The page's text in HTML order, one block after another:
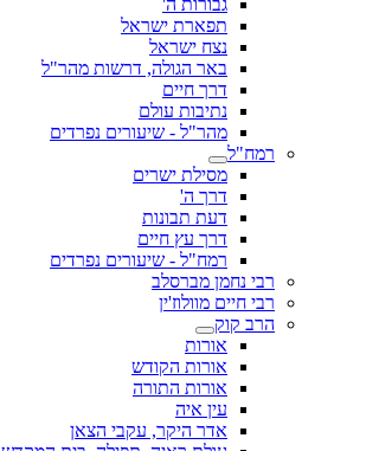
גבורות ה'
תפארת ישראל
נצח ישראל
באר הגולה, דרשות מהר"ל
דרך חיים
נתיבות עולם
מהר"ל - שיעורים נפרדים
רמח"ל
מסילת ישרים
דרך ה'
דעת תבונות
דרך עץ חיים
רמח"ל - שיעורים נפרדים
רבי נחמן מברסלב
רבי חיים מוולוז'ין
הרב קוק
אורות
אורות הקודש
אורות התורה
עין איה
אדר היקר, עקבי הצאן